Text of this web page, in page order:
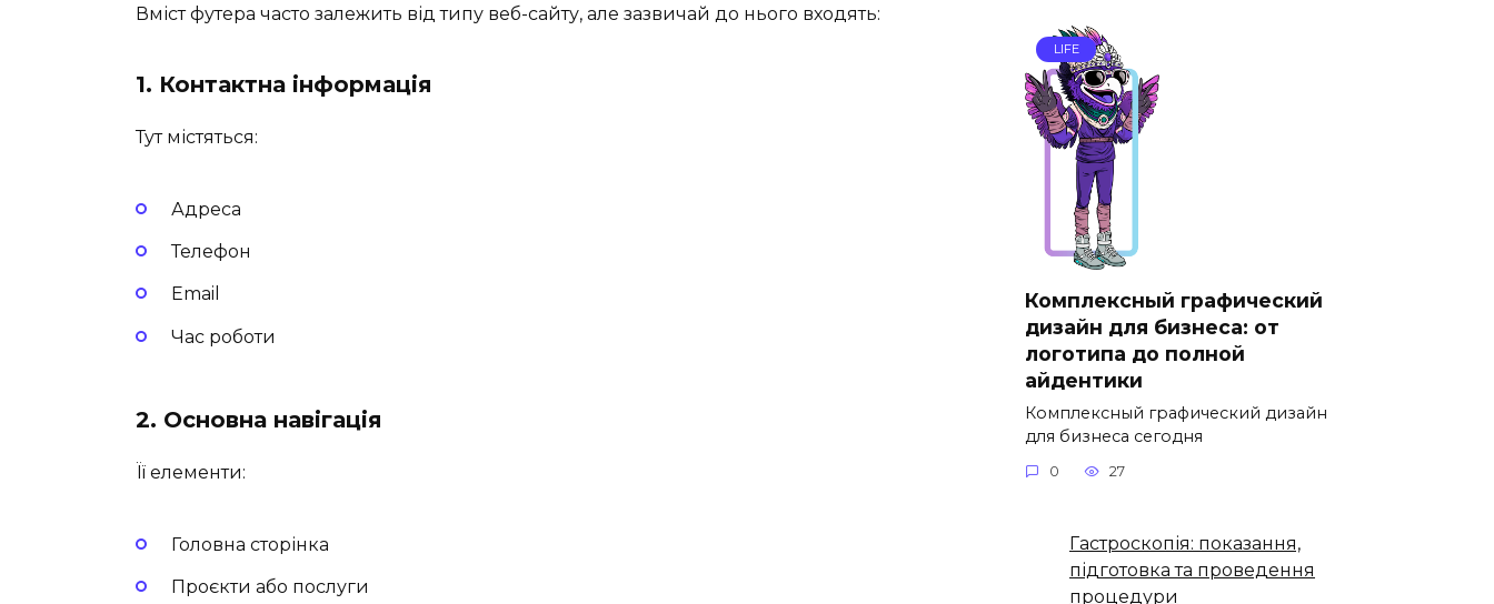
Вміст футера часто залежить від типу веб-сайту, але зазвичай до нього входять:
1. Контактна інформація
Тут містяться:
Адреса
Телефон
Email
Час роботи
2. Основна навігація
Її елементи:
Головна сторінка
Проєкти або послуги
LIFE
Комплексный графический
дизайн для бизнеса: от
логотипа до полной
айдентики
Комплексный графический дизайн
для бизнеса сегодня
0 27
Гастроскопія: показання,
підготовка та проведення
процедури